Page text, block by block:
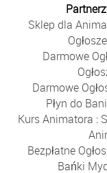
Sklep dla
Darmowe
Darmowe
Płyn do
Kurs Animatora :
Bezpłatne
Bańki